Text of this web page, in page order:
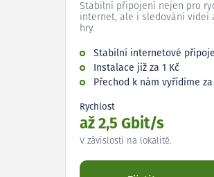
Stabilní připojení nejen pro
internet, ale i sledování videí
hry.
Stabilní internetové
Instalace již za 1 Kč
Přechod k nám vyřídíme za
Rychlost
až 2,5 Gbit/s
V závislosti na lokalitě.